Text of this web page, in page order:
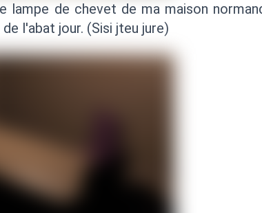
lampe de chevet de ma maison
l'abat jour. (Sisi jteu jure)